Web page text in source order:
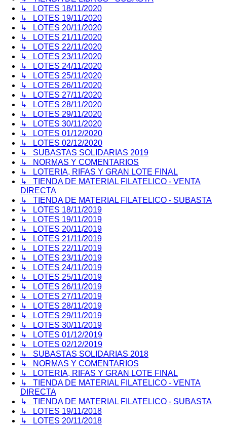
↳ LOTES 18/11/2020
↳ LOTES 19/11/2020
↳ LOTES 20/11/2020
↳ LOTES 21/11/2020
↳ LOTES 22/11/2020
↳ LOTES 23/11/2020
↳ LOTES 24/11/2020
↳ LOTES 25/11/2020
↳ LOTES 26/11/2020
↳ LOTES 27/11/2020
↳ LOTES 28/11/2020
↳ LOTES 29/11/2020
↳ LOTES 30/11/2020
↳ LOTES 01/12/2020
↳ LOTES 02/12/2020
↳ SUBASTAS SOLIDARIAS 2019
↳ NORMAS Y COMENTARIOS
↳ LOTERIA, RIFAS Y GRAN LOTE FINAL
↳ TIENDA DE MATERIAL FILATELICO - VENTA
DIRECTA
↳ TIENDA DE MATERIAL FILATELICO - SUBASTA
↳ LOTES 18/11/2019
↳ LOTES 19/11/2019
↳ LOTES 20/11/2019
↳ LOTES 21/11/2019
↳ LOTES 22/11/2019
↳ LOTES 23/11/2019
↳ LOTES 24/11/2019
↳ LOTES 25/11/2019
↳ LOTES 26/11/2019
↳ LOTES 27/11/2019
↳ LOTES 28/11/2019
↳ LOTES 29/11/2019
↳ LOTES 30/11/2019
↳ LOTES 01/12/2019
↳ LOTES 02/12/2019
↳ SUBASTAS SOLIDARIAS 2018
↳ NORMAS Y COMENTARIOS
↳ LOTERIA, RIFAS Y GRAN LOTE FINAL
↳ TIENDA DE MATERIAL FILATELICO - VENTA
DIRECTA
↳ TIENDA DE MATERIAL FILATELICO - SUBASTA
↳ LOTES 19/11/2018
↳ LOTES 20/11/2018